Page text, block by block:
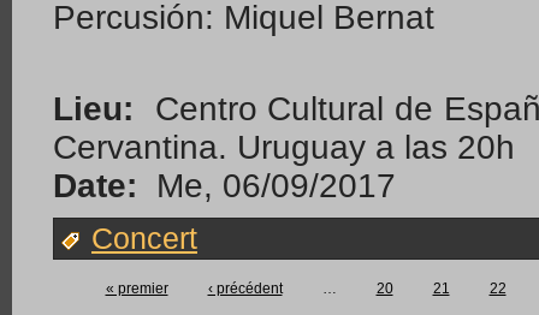
Percusión: Miquel Bernat
Lieu:
Centro Cultural de
Cervantina. Uruguay a las 20h
Date:
Me, 06/09/2017
Concert
« premier ‹ précédent 20 21 22